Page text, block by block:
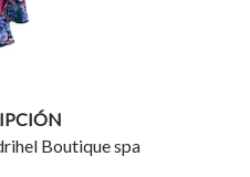
Boutique spa